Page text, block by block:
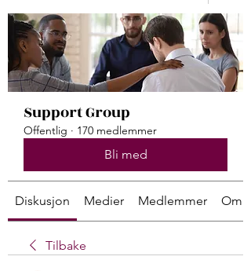
Support Group
Offentlig · 170 medlemmer
Bli med
Diskusjon Medier Medlemmer Om
Tilbake